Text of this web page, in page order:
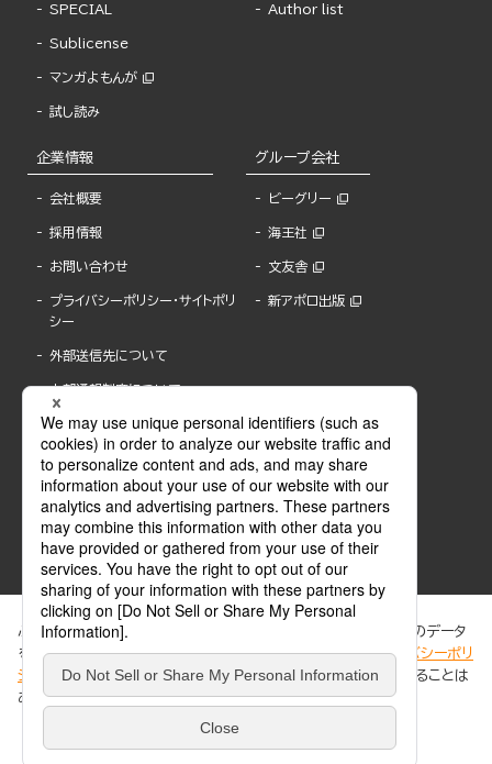
SPECIAL
Sublicense
マンガよもんが
試し読み
Author list
企業情報
会社概要
採用情報
お問い合わせ
プライバシーポリシー・サイトポリ
シー
外部送信先について
内部通報制度について
グループ会社
ビーグリー
海王社
文友舎
新アポロ出版
ABJマークは、この電子書店・電子書籍配信サービスが、著作権者からコンテンツ使用許諾を
得た正規版配信サービスであることを示す登録商標(登録番号 第6091713号)です。
ABJマークの詳細、ABJマークを掲示しているサービスの一覧はこちら。
ぶんか社が運営するサイトでは、利便性向上のためにCookie等のデータ
を使用しています。 当社のCookieについての詳細は、「プライバシーポリ
シー
」をご覧ください。当サイトでは、訪問者の個人情報を追跡することは
ありません。